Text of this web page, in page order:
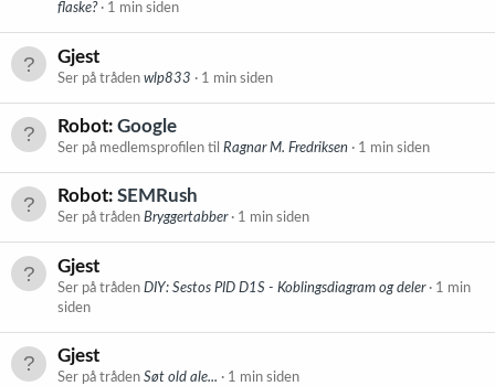
flaske?
1 min siden
Gjest
Ser på tråden wlp833 1 min siden
Robot: Google
Ser på medlemsprofilen til Ragnar M. Fredriksen 1 min siden
Robot: SEMRush
Ser på tråden Bryggertabber 1 min siden
Gjest
Ser på tråden DIY: Sestos PID D1S - Koblingsdiagram og deler
1 min
siden
Gjest
Ser på tråden Søt old ale... 1 min siden